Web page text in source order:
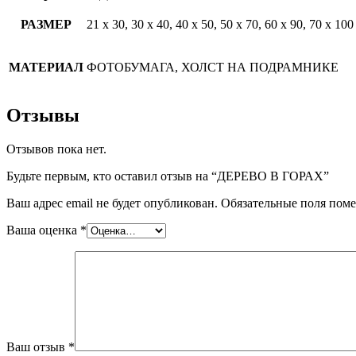
РАЗМЕР 21 х 30, 30 х 40, 40 х 50, 50 х 70, 60 х 90, 70 х 100
МАТЕРИАЛ ФОТОБУМАГА, ХОЛСТ НА ПОДРАМНИКЕ
Отзывы
Отзывов пока нет.
Будьте первым, кто оставил отзыв на “ДЕРЕВО В ГОРАХ”
Ваш адрес email не будет опубликован. Обязательные поля
Ваша оценка *
Ваш отзыв *